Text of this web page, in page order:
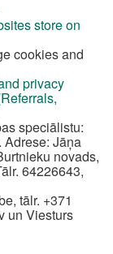
store on
cookies and
privacy
speciālistu:
Adrese: Jāņa
novads,
64226643,
tālr. +371
un Viesturs